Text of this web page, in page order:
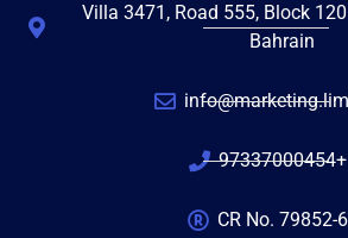
Villa 3471, Road 555, Block
Bahrain
97337000454+
CR No. 79852-6